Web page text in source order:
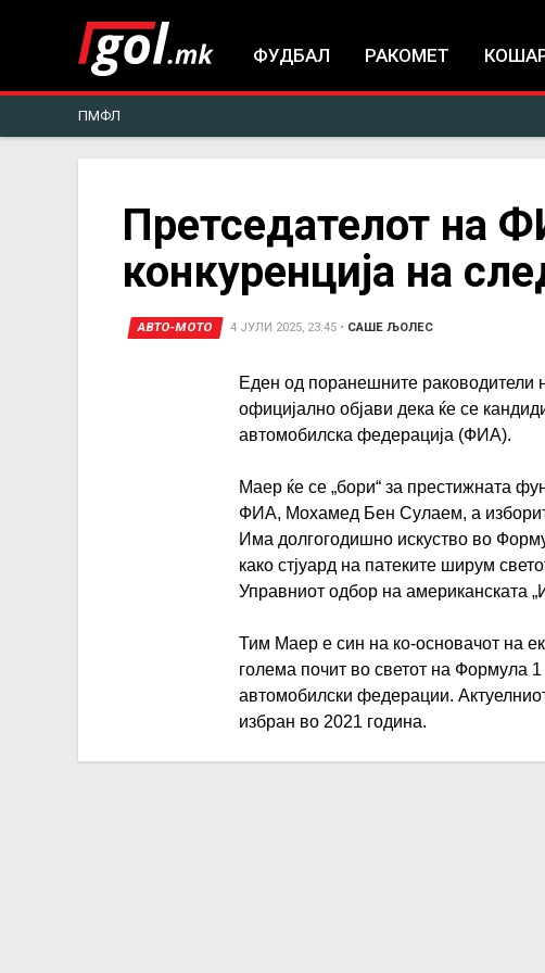
ФУДБАЛ РАКОМЕТ
ПМФЛ
here
Претседателот на
конкуренција на
АВТО-МОТО 4 ЈУЛИ 2025, 23:45 • САШЕ ЉОЛЕС
Еден од поранешните раководители
официјално објави дека ќе се
автомобилска федерација (ФИА).
Маер ќе се „бори“ за престижната
ФИА, Мохамед Бен Сулаем, а
Има долгогодишно искуство во
како стјуард на патеките ширум
Управниот одбор на американската
Тим Маер е син на ко-основачот на
голема почит во светот на Формула
автомобилски федерации.
избран во 2021 година.